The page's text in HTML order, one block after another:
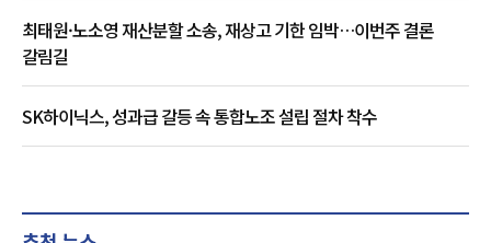
최태원·노소영 재산분할 소송, 재상고 기한 임박…이번주 결론
갈림길
SK하이닉스, 성과급 갈등 속 통합노조 설립 절차 착수